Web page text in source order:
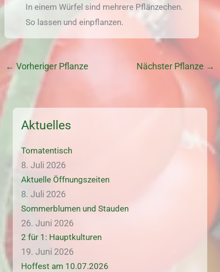
In einem Würfel sind mehrere Pflänzechen.
So lassen und einpflanzen.
← Vorheriger Pflanze Nächster Pflanze →
Aktuelles
Tomatentisch
8. Juli 2026
Aktuelle Öffnungszeiten
8. Juli 2026
Sommerblumen und Stauden
26. Juni 2026
2 für 1: Hauptkulturen
19. Juni 2026
Hoffest am 10.07.2026